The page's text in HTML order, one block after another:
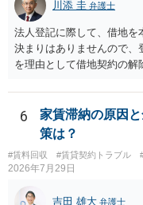
川添 圭 弁護士
法人登記に際して、借地を
決まりはありませんので、
を理由として借地契約の
の建物を住居用に限定する
きるかどうかが重要でし
に改装したという事案で
として契約解除を認めな
や解釈の問題になりますの
します。
6
家賃滞納の原因
策は？
#賃料回収 #賃貸契約トラブル
2026年7月29日
吉田 雄大 弁護士